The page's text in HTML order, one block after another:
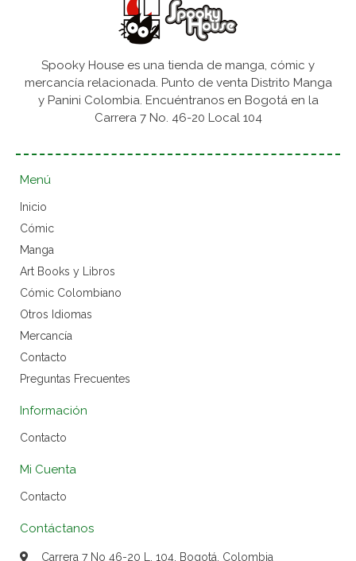
Spooky House es una tienda de manga, cómic y
mercancía relacionada. Punto de venta Distrito Manga
y Panini Colombia. Encuéntranos en Bogotá en la
Carrera 7 No. 46-20 Local 104
Menú
Inicio
Cómic
Manga
Art Books y Libros
Cómic Colombiano
Otros Idiomas
Mercancía
Contacto
Preguntas Frecuentes
Información
Contacto
Mi Cuenta
Contacto
Contáctanos
Carrera 7 No 46-20 L. 104, Bogotá, Colombia